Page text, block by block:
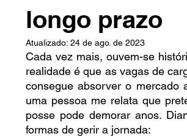
longo prazo
Atualizado: 24 de ago. de 2023
Cada vez mais, ouvem-se
realidade é que as vagas de
consegue absorver o mercado
uma pessoa me relata que
posse pode demorar anos.
formas de gerir a jornada: